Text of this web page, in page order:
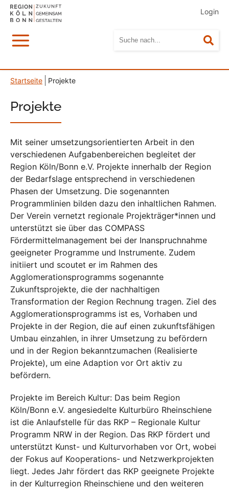
Login
Menü
Startseite Projekte
Projekte
Mit seiner umsetzungsorientierten Arbeit in den
verschiedenen Aufgabenbereichen begleitet der
Region Köln/Bonn e.V. Projekte innerhalb der Region
der Bedarfslage entsprechend in verschiedenen
Phasen der Umsetzung. Die sogenannten
Programmlinien bilden dazu den inhaltlichen Rahmen.
Der Verein vernetzt regionale Projekträger*innen und
unterstützt sie über das COMPASS
Fördermittelmanagement bei der Inanspruchnahme
geeigneter Programme und Instrumente. Zudem
initiiert und scoutet er im Rahmen des
Agglomerationsprogramms sogenannte
Zukunftsprojekte, die der nachhaltigen
Transformation der Region Rechnung tragen. Ziel des
Agglomerationsprogramms ist es, Vorhaben und
Projekte in der Region, die auf einen zukunftsfähigen
Umbau einzahlen, in ihrer Umsetzung zu befördern
und in der Region bekanntzumachen (Realisierte
Projekte), um eine Adaption vor Ort aktiv zu
befördern.
Projekte im Bereich Kultur: Das beim Region
Köln/Bonn e.V. angesiedelte Kulturbüro Rheinschiene
ist die Anlaufstelle für das RKP – Regionale Kultur
Programm NRW in der Region. Das RKP fördert und
unterstützt Kunst- und Kulturvorhaben vor Ort, wobei
der Fokus auf Kooperations- und Netzwerkprojekten
liegt. Jedes Jahr fördert das RKP geeignete Projekte
in der Kulturregion Rheinschiene und den weiteren